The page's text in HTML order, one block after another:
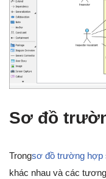
Sơ đồ
Trongsơ đồ trường hợp
khác nhau và các